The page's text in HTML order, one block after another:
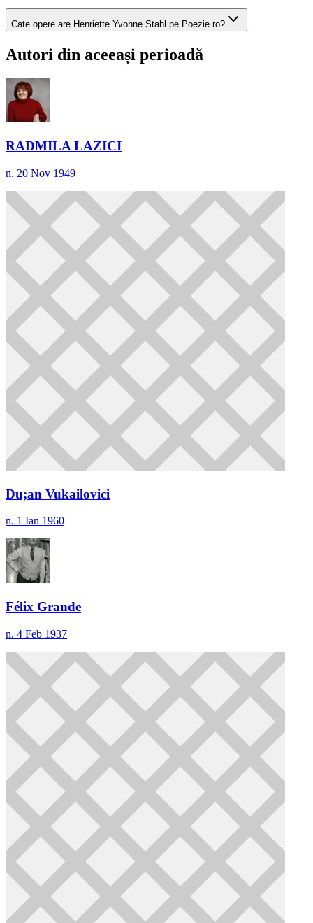
Cate opere are Henriette Yvonne Stahl pe Poezie.ro?
Autori din aceeași perioadă
RADMILA LAZICI
n. 20 Nov 1949
Du;an Vukailovici
n. 1 Ian 1960
Félix Grande
n. 4 Feb 1937